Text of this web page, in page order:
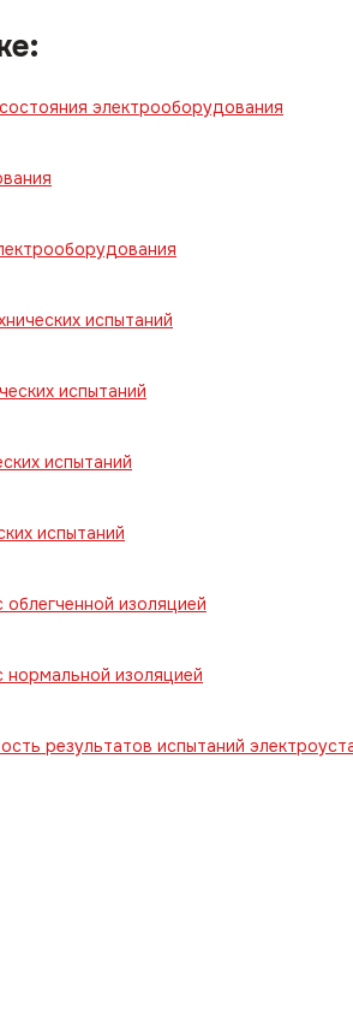
электрооборудования
испытаний
испытаний
испытаний
испытаний
изоляцией
изоляцией
результатов испытаний